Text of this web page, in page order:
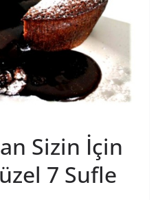
Sizin İçin
7 Sufle